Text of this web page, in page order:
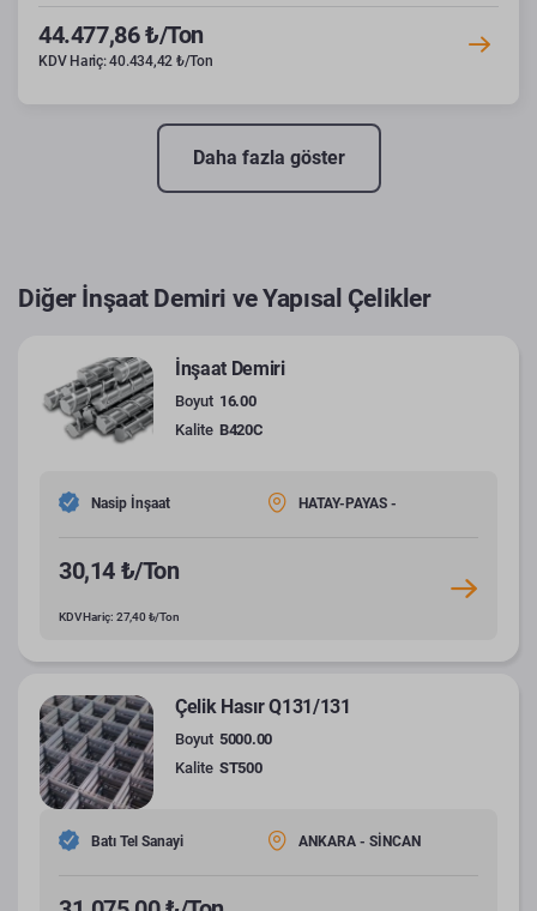
44.477,86 ₺/Ton
KDV Hariç: 40.434,42 ₺/Ton
Daha fazla göster
Diğer İnşaat Demiri ve Yapısal Çelikler
İnşaat Demiri
Boyut 16.00
Kalite B420C
Nasip İnşaat HATAY-PAYAS -
30,14 ₺/Ton
KDV Hariç: 27,40 ₺/Ton
Çelik Hasır Q131/131
Boyut 5000.00
Kalite ST500
Batı Tel Sanayi ANKARA - SİNCAN